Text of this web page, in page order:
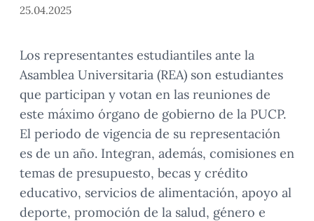
25.04.2025
Los representantes estudiantiles ante la
Asamblea Universitaria (REA) son estudiantes
que participan y votan en las reuniones de
este máximo órgano de gobierno de la PUCP.
El periodo de vigencia de su representación
es de un año. Integran, además, comisiones en
temas de presupuesto, becas y crédito
educativo, servicios de alimentación, apoyo al
deporte, promoción de la salud, género e